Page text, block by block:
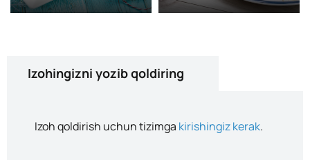
Izohingizni yozib qoldiring
Izoh qoldirish uchun tizimga kirishingiz kerak.